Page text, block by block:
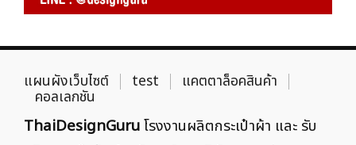
แผนผังเว็บไซต์ test แคตตาล็อคสินค้า
คอลเลกชัน
ThaiDesignGuruโรงงานผลิตกระเป๋าผ้า และ รับ